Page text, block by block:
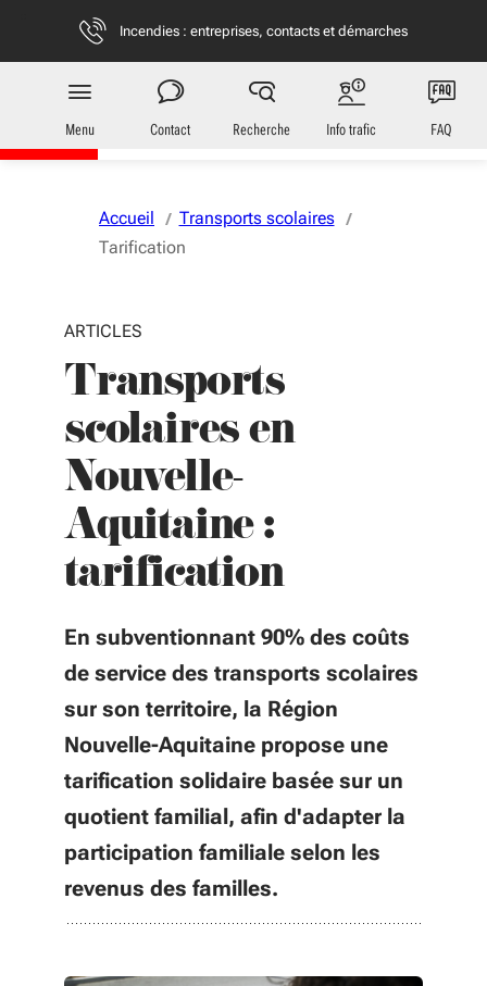
Vous naviguez en mode anonymisé,
Incendies : entreprises, contacts et démarches
Transports
en Nouvelle-Aquitaine
Menu Contact Recherche Info trafic FAQ
Accueil
Transports scolaires
Tarification
ARTICLES
Transports
scolaires en
Nouvelle-
Aquitaine :
tarification
En subventionnant 90% des coûts
de service des transports scolaires
sur son territoire, la Région
Nouvelle-Aquitaine propose une
tarification solidaire basée sur un
quotient familial, afin d'adapter la
participation familiale selon les
revenus des familles.